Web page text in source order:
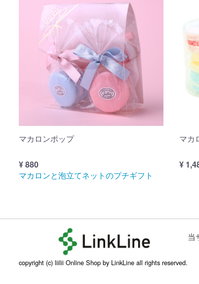
マカロンポップ
¥ 880
マカロンと泡立てネットのプチギフト
マカ
¥
copyright (c) liilii Online Shop by LinkLine all rights reserved.
当